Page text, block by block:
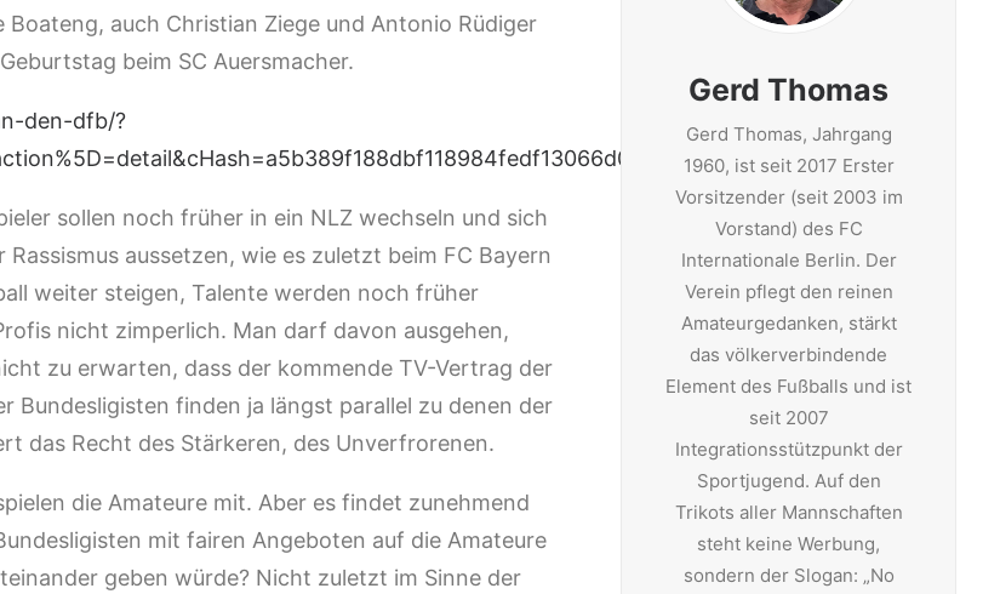
auch Christian Ziege und Antonio Rüdiger
beim SC Auersmacher.
den-dfb/?
sollen noch früher in ein NLZ wechseln und sich
aussetzen, wie es zuletzt beim FC Bayern
weiter steigen, Talente werden noch früher
nicht zimperlich. Man darf davon ausgehen,
zu erwarten, dass der kommende TV-Vertrag der
finden ja längst parallel zu denen der
das Recht des Stärkeren, des Unverfrorenen.
die Amateure mit. Aber es findet zunehmend
mit fairen Angeboten auf die Amateure
geben würde? Nicht zuletzt im Sinne der
Gerd Thomas
Gerd Thomas, Jahrgang
1960, ist seit 2017 Erster
Vorsitzender (seit 2003 im
Vorstand) des FC
Internationale Berlin. Der
Verein pflegt den reinen
Amateurgedanken, stärkt
das völkerverbindende
Element des Fußballs und ist
seit 2007
Integrationsstützpunkt der
Sportjugend. Auf den
Trikots aller Mannschaften
steht keine Werbung,
sondern der Slogan: „No